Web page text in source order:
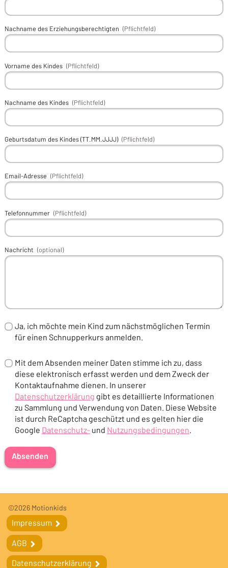
Nachname des Erziehungsberechtigten (Pflichtfeld)
Vorname des Kindes (Pflichtfeld)
Nachname des Kindes (Pflichtfeld)
Geburtsdatum des Kindes (TT.MM.JJJJ) (Pflichtfeld)
Email-Adresse (Pflichtfeld)
Telefonnummer (Pflichtfeld)
Nachricht (optional)
Ja, ich möchte mein Kind zum nächstmöglichen Termin
für einen Schnupperkurs anmelden.
Mit dem Absenden meiner Daten stimme ich zu, dass
diese elektronisch erfasst werden und dem Zweck der
Kontaktaufnahme dienen. In unserer
Datenschutzerklärung
(Öffnet in einem neuen Tab oder Fenster)
gibt es detaillierte Informationen
zu Sammlung und Verwendung von Daten. Diese Website
ist durch ReCaptcha geschützt und es gelten hier die
Google Datenschutz- und Nutzungsbedingungen.
Absenden
Fußleiste
Fußleistennavigation
Impressum
AGB
Datenschutzerklärung
©2026 Motionkids
Impressum
AGB
Datenschutzerklärung